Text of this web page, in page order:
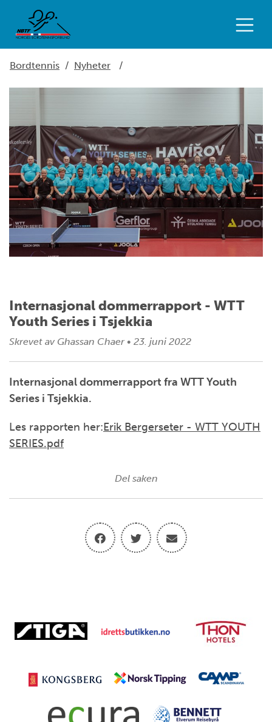
Bordtennis / Nyheter /
Internasjonal dommerrapport - WTT
Youth Series i Tsjekkia
Skrevet av Ghassan Chaer • 23. juni 2022
Internasjonal dommerrapport fra WTT Youth
Series i Tsjekkia.
Les rapporten her:Erik Bergerseter - WTT YOUTH
SERIES.pdf
Del saken